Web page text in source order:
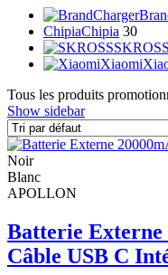
ChipiaChipia 30
SKROSS
Xiaomi
Tous les produits
Show sidebar
Noir
Blanc
APOLLON
Batterie Externe
Câble USB C